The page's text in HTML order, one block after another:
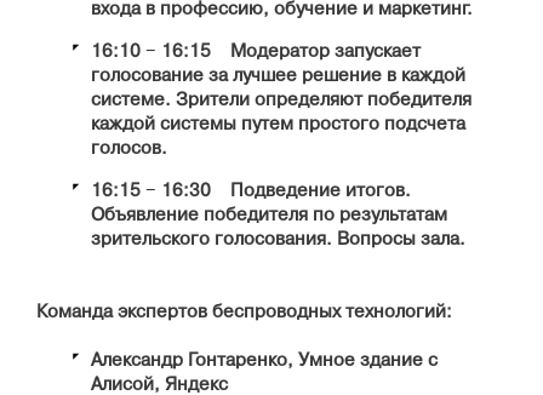
входа в профессию, обучение и маркетинг.
16:10 − 16:15 Модератор запускает
голосование за лучшее решение в каждой
системе. Зрители определяют победителя
каждой системы путем простого подсчета
голосов.
16:15 − 16:30 Подведение итогов.
Объявление победителя по результатам
зрительского голосования. Вопросы зала.
Команда экспертов беспроводных технологий:
Александр Гонтаренко, Умное здание с
Алисой, Яндекс